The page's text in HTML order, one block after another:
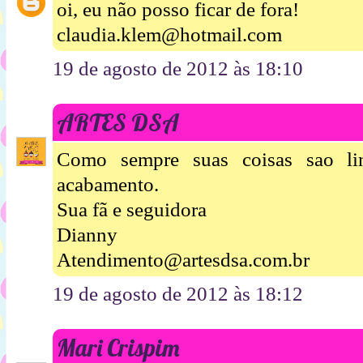
oi, eu não posso ficar de fora!
claudia.klem@hotmail.com
19 de agosto de 2012 às 18:10
ARTES DSA
Como sempre suas coisas sao
acabamento.
Sua fã e seguidora
Dianny
Atendimento@artesdsa.com.br
19 de agosto de 2012 às 18:12
Mari Crispim